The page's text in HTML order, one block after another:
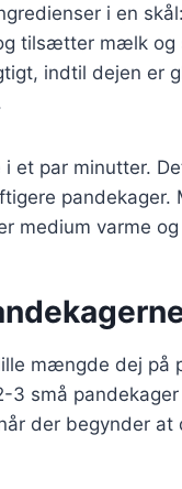
i en
tilsætter mælk og
indtil dejen er
et par minutter.
medium varme
mængde dej på
3 små
der begynder